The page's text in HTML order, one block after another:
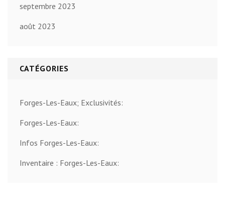
septembre 2023
août 2023
CATÉGORIES
Forges-Les-Eaux; Exclusivités:
Forges-Les-Eaux:
Infos Forges-Les-Eaux:
Inventaire : Forges-Les-Eaux: